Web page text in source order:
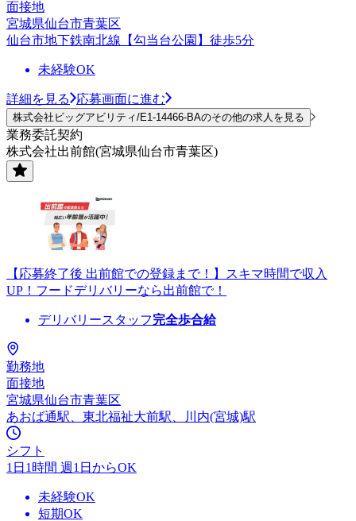
面接地
宮城県仙台市青葉区
仙台市地下鉄南北線【勾当台公園】徒歩5分
未経験OK
詳細を見る 応募画面に進む
株式会社ビッグアビリティ/E1-14466-BAのその他の求人を見る
業務委託契約
株式会社出前館(宮城県仙台市青葉区)
【応募終了後 出前館での登録まで！】スキマ時間で収入
UP！フードデリバリーなら出前館で！
デリバリースタッフ完全歩合給
勤務地
面接地
宮城県仙台市青葉区
あおば通駅、東北福祉大前駅、川内(宮城)駅
シフト
1日1時間 週1日からOK
未経験OK
短期OK